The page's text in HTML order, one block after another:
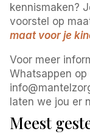
kennismaken?
voorstel op
maat voor je
Voor meer
Whatsappen
laten we jou er
Meest